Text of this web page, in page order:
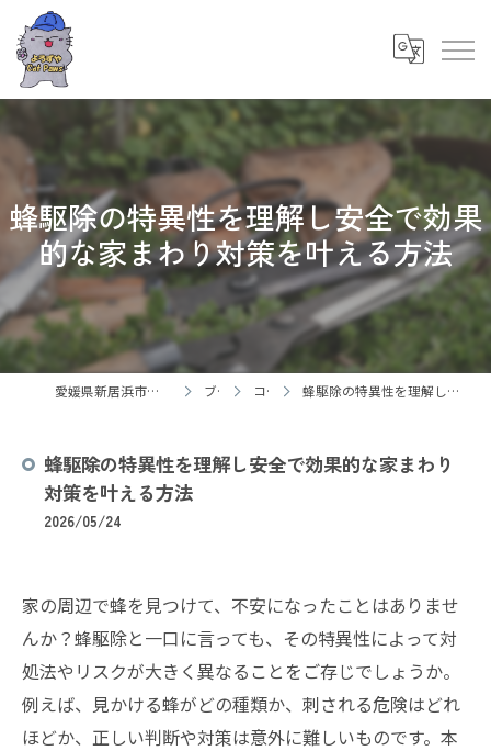
蜂駆除の特異性を理解し安全で効果
的な家まわり対策を叶える方法
愛媛県新居浜市の御用聞ならよろずやCatPaws ブログ コラム 蜂駆除の特異性を理解し安全で効果的な家まわり対策を叶える方法
蜂駆除の特異性を理解し安全で効果的な家まわり
対策を叶える方法
2026/05/24
家の周辺で蜂を見つけて、不安になったことはありませ
んか？蜂駆除と一口に言っても、その特異性によって対
処法やリスクが大きく異なることをご存じでしょうか。
例えば、見かける蜂がどの種類か、刺される危険はどれ
ほどか、正しい判断や対策は意外に難しいものです。本